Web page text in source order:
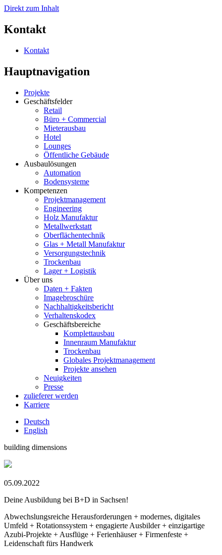
Direkt zum Inhalt
Kontakt
Kontakt
Hauptnavigation
Projekte
Geschäftsfelder
Retail
Büro + Commercial
Mieterausbau
Hotel
Lounges
Öffentliche Gebäude
Ausbaulösungen
Automation
Bodensysteme
Kompetenzen
Projektmanagement
Engineering
Holz Manufaktur
Metallwerkstatt
Oberflächentechnik
Glas + Metall Manufaktur
Versorgungstechnik
Trockenbau
Lager + Logistik
Über uns
Daten + Fakten
Imagebroschüre
Nachhaltigkeitsbericht
Verhaltenskodex
Geschäftsbereiche
Komplettausbau
Innenraum Manufaktur
Trockenbau
Globales Projektmanagement
Projekte ansehen
Neuigkeiten
Presse
zulieferer werden
Karriere
Deutsch
English
building dimensions
05.09.2022
Deine Ausbildung bei B+D in Sachsen!
Abwechslungsreiche Herausforderungen + modernes, digitales
Umfeld + Rotationssystem + engagierte Ausbilder + einzigartige
Azubi-Projekte + Ausflüge + Ferienhäuser + Firmenfeste +
Leidenschaft fürs Handwerk